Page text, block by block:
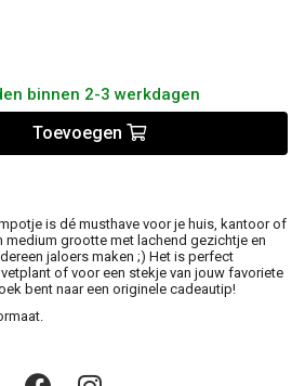
binnen 2-3 werkdagen
Toevoegen
is dé musthave voor je huis, kantoor of
medium grootte met lachend gezichtje en
jaloers maken ;) Het is perfect
of voor een stekje van jouw favoriete
bent naar een originele cadeautip!